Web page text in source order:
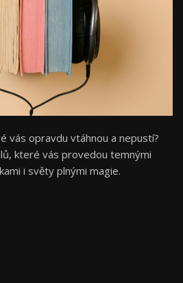
vás opravdu vtáhnou a nepustí?
které vás provedou temnými
i světy plnými magie.